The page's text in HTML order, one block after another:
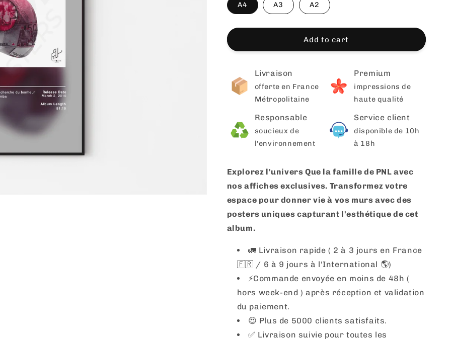
A4 A3 A2
Add to cart
Livraison
offerte en France
Métropolitaine
Premium
impressions de
haute qualité
Responsable
soucieux de
l'environnement
Service client
disponible de 10h
à 18h
Explorez l'univers Que la famille de PNL avec
nos affiches exclusives. Transformez votre
espace pour donner vie à vos murs avec des
posters uniques capturant l'esthétique de cet
album.
🚛 Livraison rapide ( 2 à 3 jours en France
🇫🇷 / 6 à 9 jours à l'International 🌎)
⚡️Commande envoyée en moins de 48h (
hors week-end ) après réception et validation
du paiement.
😍 Plus de 5000 clients satisfaits.
✅ Livraison suivie pour toutes les